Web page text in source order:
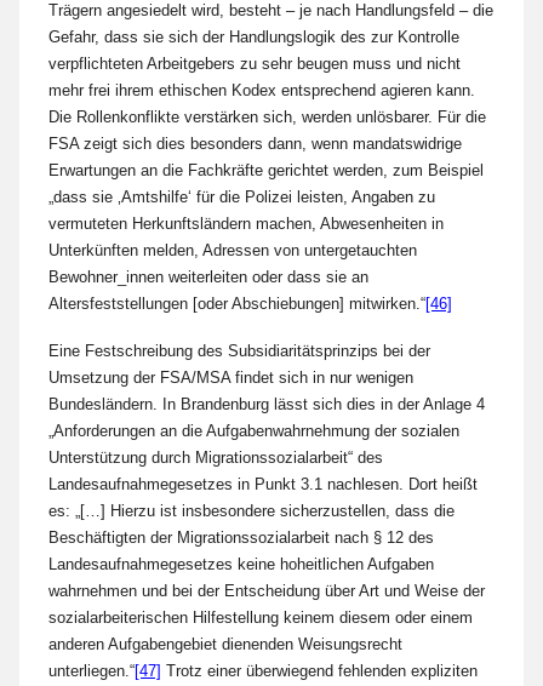
Trägern angesiedelt wird, besteht – je nach Handlungsfeld – die
Gefahr, dass sie sich der Handlungslogik des zur Kontrolle
verpflichteten Arbeitgebers zu sehr beugen muss und nicht
mehr frei ihrem ethischen Kodex entsprechend agieren kann.
Die Rollenkonflikte verstärken sich, werden unlösbarer. Für die
FSA zeigt sich dies besonders dann, wenn mandatswidrige
Erwartungen an die Fachkräfte gerichtet werden, zum Beispiel
„dass sie ‚Amtshilfe‘ für die Polizei leisten, Angaben zu
vermuteten Herkunftsländern machen, Abwesenheiten in
Unterkünften melden, Adressen von untergetauchten
Bewohner_innen weiterleiten oder dass sie an
Altersfeststellungen [oder Abschiebungen] mitwirken.“[46]
Eine Festschreibung des Subsidiaritätsprinzips bei der
Umsetzung der FSA/MSA findet sich in nur wenigen
Bundesländern. In Brandenburg lässt sich dies in der Anlage 4
„Anforderungen an die Aufgabenwahrnehmung der sozialen
Unterstützung durch Migrationssozialarbeit“ des
Landesaufnahmegesetzes in Punkt 3.1 nachlesen. Dort heißt
es: „[…] Hierzu ist insbesondere sicherzustellen, dass die
Beschäftigten der Migrationssozialarbeit nach § 12 des
Landesaufnahmegesetzes keine hoheitlichen Aufgaben
wahrnehmen und bei der Entscheidung über Art und Weise der
sozialarbeiterischen Hilfestellung keinem diesem oder einem
anderen Aufgabengebiet dienenden Weisungsrecht
unterliegen.“[47] Trotz einer überwiegend fehlenden expliziten